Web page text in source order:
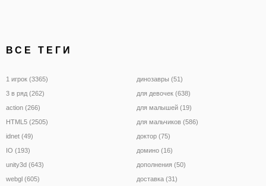
ВСЕ ТЕГИ
1 игрок (3365)
3 в ряд (262)
action (266)
HTML5 (2505)
idnet (49)
IO (193)
unity3d (643)
webgl (605)
динозавры (51)
для девочек (638)
для малышей (19)
для мальчиков (586)
доктор (75)
домино (16)
дополнения (50)
доставка (31)